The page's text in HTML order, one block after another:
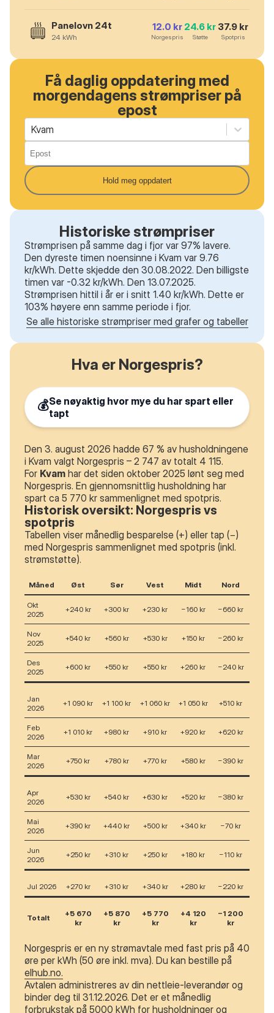
Panelovn 24t
24 kWh
12.0 kr
Norgespris
24.6 kr
Støtte
37.9 kr
Spotpris
Få daglig oppdatering med
morgendagens strømpriser på
epost
Kvam
Hold meg oppdatert
Historiske strømpriser
Strømprisen på samme dag i fjor var 97% lavere.
Den dyreste timen noensinne i Kvam var 9.76
kr/kWh. Dette skjedde den 30.08.2022. Den billigste
timen var -0.32 kr/kWh. Den 13.07.2025.
Strømprisen hittil i år er i snitt 1.40 kr/kWh. Dette er
103% høyere enn samme periode i fjor.
Se alle historiske strømpriser med grafer og tabeller
Hva er Norgespris?
💰Se nøyaktig hvor mye du har spart eller
tapt
Den 3. august 2026 hadde 67 % av husholdningene
i Kvam valgt Norgespris – 2 747 av totalt 4 115.
For Kvam har det siden oktober 2025 lønt seg med
Norgespris. En gjennomsnittlig husholdning har
spart ca 5 770 kr sammenlignet med spotpris.
Historisk oversikt: Norgespris vs
spotpris
Tabellen viser månedlig besparelse (+) eller tap (−)
med Norgespris sammenlignet med spotpris (inkl.
strømstøtte).
Måned Øst Sør Vest Midt Nord
Okt
2025
+240 kr +300 kr +230 kr −160 kr −660 kr
Nov
2025
+540 kr +560 kr +530 kr +150 kr −260 kr
Des
2025
+600 kr +550 kr +550 kr +260 kr −240 kr
Jan
2026
+1 090 kr +1 100 kr +1 060 kr +1 050 kr +510 kr
Feb
2026
+1 010 kr +980 kr +910 kr +920 kr +620 kr
Mar
2026
+750 kr +780 kr +770 kr +580 kr −390 kr
Apr
2026
+530 kr +540 kr +630 kr +520 kr −380 kr
Mai
2026
+390 kr +440 kr +500 kr +340 kr −70 kr
Jun
2026
+250 kr +310 kr +250 kr +180 kr −110 kr
Jul 2026 +270 kr +310 kr +340 kr +280 kr −220 kr
Totalt
+5 670
kr
+5 870
kr
+5 770
kr
+4 120
kr
−1 200
kr
Norgespris er en ny strømavtale med fast pris på 40
øre per kWh (50 øre inkl. mva). Du kan bestille på
elhub.no.
Avtalen administreres av din nettleie-leverandør og
binder deg til 31.12.2026. Det er et månedlig
forbrukstak på 5000 kWh for husholdninger og